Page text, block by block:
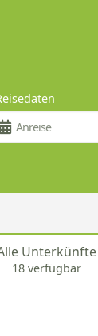
Unterkünfte
18 verfügbar